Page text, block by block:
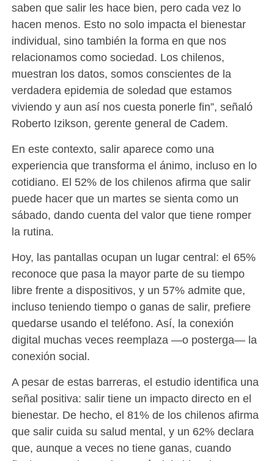
saben que salir les hace bien, pero cada vez lo
hacen menos. Esto no solo impacta el bienestar
individual, sino también la forma en que nos
relacionamos como sociedad. Los chilenos,
muestran los datos, somos conscientes de la
verdadera epidemia de soledad que estamos
viviendo y aun así nos cuesta ponerle fin”, señaló
Roberto Izikson, gerente general de Cadem.
En este contexto, salir aparece como una
experiencia que transforma el ánimo, incluso en lo
cotidiano. El 52% de los chilenos afirma que salir
puede hacer que un martes se sienta como un
sábado, dando cuenta del valor que tiene romper
la rutina.
Hoy, las pantallas ocupan un lugar central: el 65%
reconoce que pasa la mayor parte de su tiempo
libre frente a dispositivos, y un 57% admite que,
incluso teniendo tiempo o ganas de salir, prefiere
quedarse usando el teléfono. Así, la conexión
digital muchas veces reemplaza —o posterga— la
conexión social.
A pesar de estas barreras, el estudio identifica una
señal positiva: salir tiene un impacto directo en el
bienestar. De hecho, el 81% de los chilenos afirma
que salir cuida su salud mental, y un 62% declara
que, aunque a veces no tiene ganas, cuando